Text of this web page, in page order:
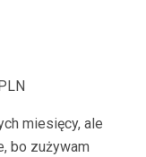
miesięcy, ale
bo zużywam